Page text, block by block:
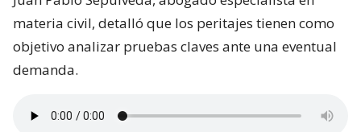
materia civil, detalló que los peritajes tienen como
objetivo analizar pruebas claves ante una eventual
demanda.